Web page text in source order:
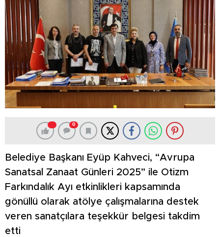
0
Belediye Başkanı Eyüp Kahveci, “Avrupa
Sanatsal Zanaat Günleri 2025” ile Otizm
Farkındalık Ayı etkinlikleri kapsamında
gönüllü olarak atölye çalışmalarına destek
veren sanatçılara teşekkür belgesi takdim
etti